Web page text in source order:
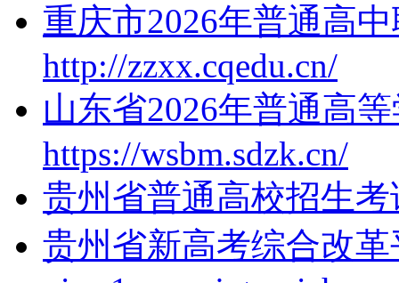
重庆市2026年普通高
http://zzxx.cqedu.cn/
山东省2026年普通高
https://wsbm.sdzk.cn/
贵州省普通高校招生
贵州省新高考综合改革